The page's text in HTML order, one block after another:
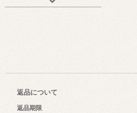
返品について
返品期限